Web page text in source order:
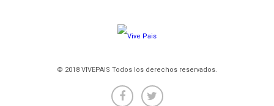
© 2018 VIVEPAIS Todos los derechos reservados.